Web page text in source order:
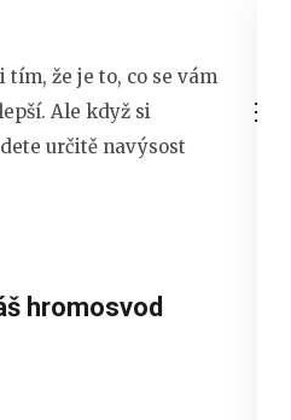
že je to, co se vám
Ale když si
určitě navýsost
hromosvod